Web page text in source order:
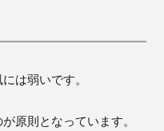
は弱いです。
原則となっています。